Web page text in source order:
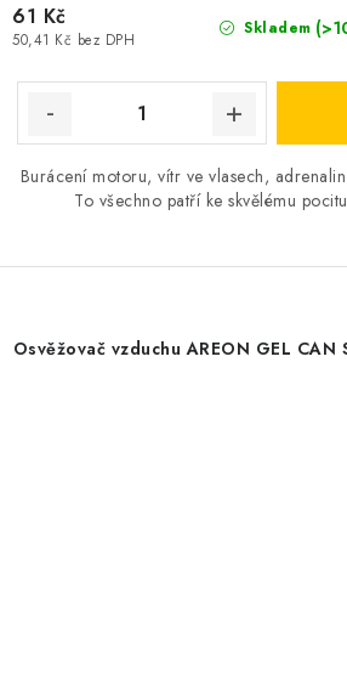
Skladem
50,41 Kč bez DPH
61 Kč
Burácení motoru, vítr ve vlasech,
To všechno patří ke skvělému
Osvěžovač vzduchu AREON GEL CAN